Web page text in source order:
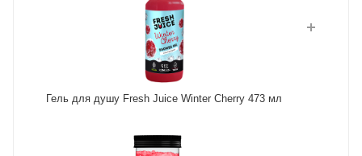
Гель для душу Fresh Juice Winter Cherry 473 мл